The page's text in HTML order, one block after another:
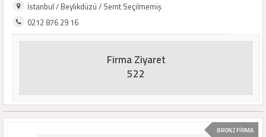
İstanbul / Beylikdüzü / Semt Seçilmemiş
0212 876 29 16
Firma Ziyaret
522
BRONZ FİRMA